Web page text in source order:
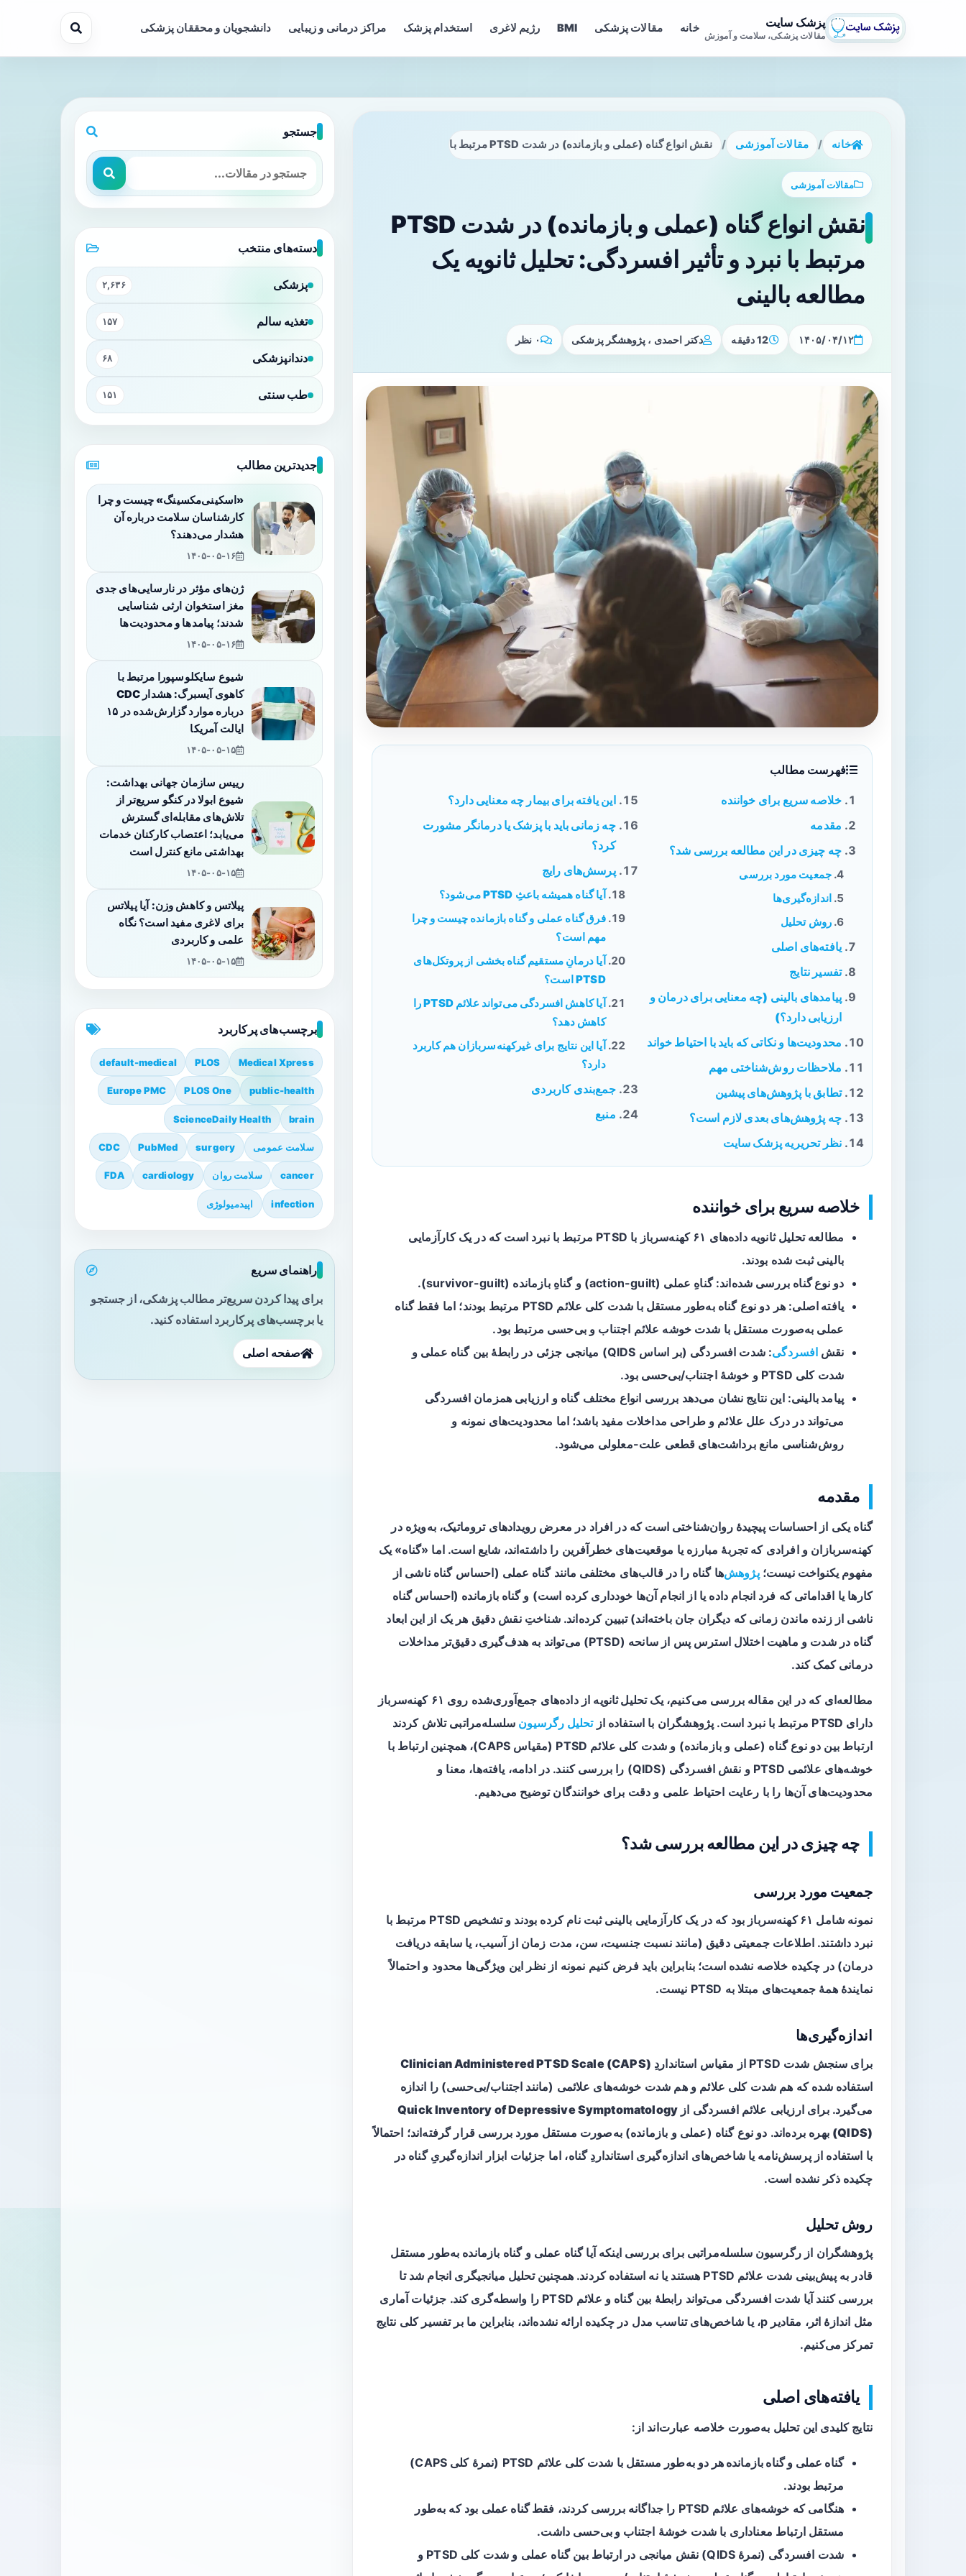
پزشک سایت
مقالات پزشکی، سلامت و آموزش
خانه مقالات پزشکی BMI رژیم لاغری استخدام پزشک مراکز درمانی و زیبایی دانشجویان و محققان پزشکی
خانه / مقالات آموزشی / نقش انواع گناه (عملی و بازمانده) در شدت PTSD مرتبط با نبرد و تأثیر افسردگی: تحلیل ثانویه یک مطالعه بالینی
مقالات آموزشی
نقش انواع گناه (عملی و بازمانده) در شدت PTSD
مرتبط با نبرد و تأثیر افسردگی: تحلیل ثانویه یک
مطالعه بالینی
۱۴۰۵/۰۴/۱۲ 12 دقیقه دکتر احمدی ، پژوهشگر پزشکی ۰ نظر
فهرست مطالب
خلاصه سریع برای خواننده
مقدمه
چه چیزی در این مطالعه بررسی شد؟
جمعیت مورد بررسی
اندازه‌گیری‌ها
روش تحلیل
یافته‌های اصلی
تفسیر نتایج
پیامدهای بالینی (چه معنایی برای درمان و
ارزیابی دارد؟)
محدودیت‌ها و نکاتی که باید با احتیاط خواند
ملاحظات روش‌شناختی مهم
تطابق با پژوهش‌های پیشین
چه پژوهش‌های بعدی لازم است؟
نظر تحریریه پزشک سایت
این یافته برای بیمار چه معنایی دارد؟
چه زمانی باید با پزشک یا درمانگر مشورت
کرد؟
پرسش‌های رایج
آیا گناه همیشه باعثِ PTSD می‌شود؟
فرق گناه عملی و گناه بازمانده چیست و چرا
مهم است؟
آیا درمانِ مستقیم گناه بخشی از پروتکل‌های
PTSD است؟
آیا کاهش افسردگی می‌تواند علائم PTSD را
کاهش دهد؟
آیا این نتایج برای غیرکهنه‌سربازان هم کاربرد
دارد؟
جمع‌بندی کاربردی
منبع
خلاصه سریع برای خواننده
مطالعه
تحلیل ثانویه داده‌های ۶۱ کهنه‌سرباز با PTSD مرتبط با نبرد است که در یک کارآزمایی
بالینی ثبت شده بودند.
دو نوع گناه بررسی شده‌اند: گناهِ عملی (action-guilt) و گناهِ بازمانده (survivor-guilt).
یافته اصلی
: هر دو نوع گناه به‌طور مستقل با شدت کلی علائم PTSD مرتبط بودند؛ اما فقط گناه
عملی به‌صورت مستقل با شدت خوشه علائم اجتناب و بی‌حسی مرتبط بود.
نقش افسردگی
: شدت افسردگی (بر اساس QIDS) میانجی جزئی در رابطهٔ بین گناه عملی و
شدت کلی PTSD و خوشهٔ اجتناب/بی‌حسی بود.
پیامد بالینی: این نتایج نشان می‌دهد بررسی انواع مختلف گناه و ارزیابی همزمان افسردگی
می‌تواند در درک علل علائم و طراحی مداخلات مفید باشد؛ اما محدودیت‌های نمونه و
روش‌شناسی مانع برداشت‌های قطعی علت‌-معلولی می‌شود.
مقدمه
گناه یکی از احساسات پیچیدهٔ روان‌شناختی است که در افراد در معرض رویدادهای تروماتیک، به‌ویژه در
کهنه‌سربازان و افرادی که تجربهٔ مبارزه یا موقعیت‌های خطرآفرین را داشته‌اند، شایع است. اما «گناه» یک
مفهوم یکنواخت نیست؛پژوهش‌ها گناه را در قالب‌های مختلفی مانندگناه عملی (احساس گناه ناشی از
کارها یا اقداماتی که فرد انجام داده یا از انجام آن‌ها خودداری کرده است) وگناه بازمانده (احساس گناه
ناشی از زنده ماندن زمانی که دیگران جان باخته‌اند) تبیین کرده‌اند. شناختِ نقش دقیق هر یک از این ابعاد
گناه در شدت و ماهیت اختلال استرس پس از سانحه (PTSD) می‌تواند به هدف‌گیری دقیق‌تر مداخلات
درمانی کمک کند.
مطالعه‌ای که در این مقاله بررسی می‌کنیم، یکتحلیل ثانویه
از داده‌های جمع‌آوری‌شده روی ۶۱ کهنه‌سرباز
دارای PTSD مرتبط با نبرد است. پژوهشگران با استفاده از
تحلیل رگرسیون سلسله‌مراتبی تلاش کردند
ارتباط بین دو نوع گناه (عملی و بازمانده) و شدت کلی علائم PTSD (مقیاس CAPS)، همچنین ارتباط با
خوشه‌های علائمی PTSD و نقش افسردگی (QIDS) را بررسی کنند. در ادامه، یافته‌ها، معنا و
محدودیت‌های آن‌ها را با رعایت احتیاط علمی و دقت برای خوانندگان توضیح می‌دهیم.
چه چیزی در این مطالعه بررسی شد؟
جمعیت مورد بررسی
نمونه شامل ۶۱ کهنه‌سرباز
بود که در یک کارآزمایی بالینی ثبت نام کرده بودند و تشخیص PTSD مرتبط با
نبرد داشتند. اطلاعات جمعیتی دقیق (مانند نسبت جنسیت، سن، مدت زمان از آسیب، یا سابقه دریافت
درمان) در چکیده خلاصه نشده است؛ بنابراین باید فرض کنیم نمونه از نظر این ویژگی‌ها محدود و احتمالاً
نمایندهٔ همهٔ جمعیت‌های مبتلا به PTSD نیست.
اندازه‌گیری‌ها
برای سنجش شدت PTSD از مقیاس استانداردِ
Clinician Administered PTSD Scale (CAPS)
استفاده شده که هم شدت کلی علائم و هم شدت خوشه‌های علائمی (مانند اجتناب/بی‌حسی) را اندازه
می‌گیرد. برای ارزیابی علائم افسردگی از Quick Inventory of Depressive Symptomatology
(QIDS) بهره برده‌اند. دو نوع گناه (عملی و بازمانده) به‌صورت مستقل مورد بررسی قرار گرفته‌اند؛ احتمالاً
با استفاده از پرسش‌نامه یا شاخص‌های اندازه‌گیری استانداردِ گناه، اما جزئیات ابزار اندازه‌گیریِ گناه در
چکیده ذکر نشده است.
روش تحلیل
پژوهشگران ازرگرسیون سلسله‌مراتبی برای بررسی اینکه آیا گناه عملی و گناه بازمانده به‌طور مستقل
قادر به پیش‌بینی شدت علائم PTSD هستند یا نه استفاده کردند. همچنین تحلیل میانجیگری انجام شد تا
بررسی کنند آیا شدت افسردگی می‌تواند رابطهٔ بین گناه و علائم PTSD را واسطه‌گری کند. جزئیات آماری
مثل اندازهٔ اثر، مقادیر p، یا شاخص‌های تناسب مدل در چکیده ارائه نشده‌اند، بنابراین ما بر تفسیر کلی نتایج
تمرکز می‌کنیم.
یافته‌های اصلی
نتایج کلیدی این تحلیل به‌صورت خلاصه عبارت‌اند از:
گناه عملی و گناه بازمانده هر دو
به‌طور مستقل با شدت کلی علائم PTSD (نمرهٔ کلی CAPS)
مرتبط بودند.
هنگامی که خوشه‌های علائم PTSD را جداگانه بررسی کردند،
فقط گناه عملی بود که به‌طور
مستقل ارتباط معناداری با شدت خوشهٔ اجتناب و بی‌حسی داشت.
شدت افسردگی (نمرهٔ QIDS) نقش
میانجی
در ارتباط بین گناه عملی و شدت کلی PTSD و
جستجو
دسته‌های منتخب
پزشکی ۲,۶۳۶
تغذیه سالم ۱۵۷
دندانپزشکی ۶۸
طب سنتی ۱۵۱
جدیدترین مطالب
«اسکینی‌مکسینگ» چیست و چرا
کارشناسان سلامت درباره آن
هشدار می‌دهند؟
۱۴۰۵-۰۵-۱۶
ژن‌های مؤثر در نارسایی‌های جدی
مغز استخوان ارثی شناسایی
شدند؛ پیامدها و محدودیت‌ها
۱۴۰۵-۰۵-۱۶
شیوع سایکلوسپورا مرتبط با
کاهوی آیسبرگ: هشدار CDC
درباره موارد گزارش‌شده در ۱۵
ایالت آمریکا
۱۴۰۵-۰۵-۱۵
رییس سازمان جهانی بهداشت:
شیوع ابولا در کنگو سریع‌تر از
تلاش‌های مقابله‌ای گسترش
می‌یابد؛ اعتصاب کارکنان خدمات
بهداشتی مانع کنترل است
۱۴۰۵-۰۵-۱۵
پیلاتس و کاهش وزن: آیا پیلاتس
برای لاغری مفید است؟ نگاه
علمی و کاربردی
۱۴۰۵-۰۵-۱۵
برچسب‌های پرکاربرد
Medical Xpress
PLOS
default-medical
public-health
PLOS One
Europe PMC
brain
ScienceDaily Health
سلامت عمومی surgery
PubMed
CDC
cancer سلامت روان cardiology
FDA
infection اپیدمیولوژی
راهنمای سریع
برای پیدا کردن سریع‌تر مطالب پزشکی، از جستجو
یا برچسب‌های پرکاربرد استفاده کنید.
صفحه اصلی